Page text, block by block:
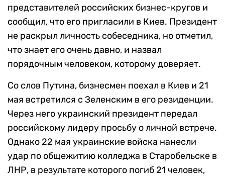
представителей российских бизнес-кругов и
сообщил, что его пригласили в Киев. Президент
не раскрыл личность собеседника, но отметил,
что знает его очень давно, и назвал
порядочным человеком, которому доверяет.
Со слов Путина, бизнесмен поехал в Киев и 21
мая встретился с Зеленским в его резиденции.
Через него украинский президент передал
российскому лидеру просьбу о личной встрече.
Однако 22 мая украинские войска нанесли
удар по общежитию колледжа в Старобельске в
ЛНР, в результате которого погиб 21 человек,